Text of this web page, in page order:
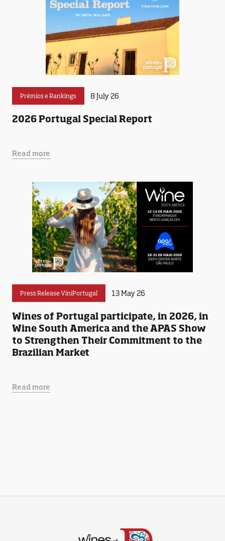
Prémios e Rankings 8 July 26
2026 Portugal Special Report
Read more
Press Release ViniPortugal 13 May 26
Wines of Portugal participate, in 2026, in
Wine South America and the APAS Show
to Strengthen Their Commitment to the
Brazilian Market
Read more